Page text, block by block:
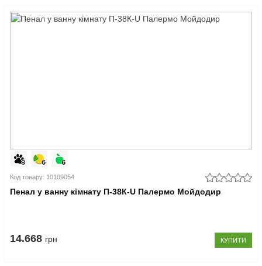
Код товару: 10109054
Пенал у ванну кімнату П-38К-U Палермо Мойдодир
14.668 грн КУПИТИ